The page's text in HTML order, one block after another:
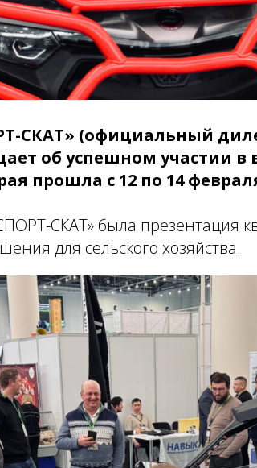
СКАТ» (официальный
об успешном участии в
прошла с 12 по 14
СКАТ» была презентация
для сельского хозяйства.